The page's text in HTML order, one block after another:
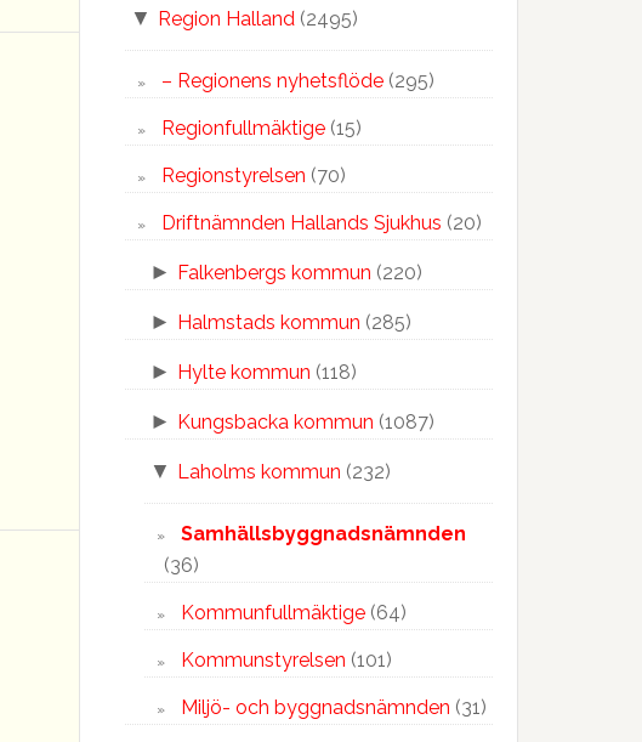
▼ Region Halland (2495)
– Regionens nyhetsflöde (295)
Regionfullmäktige (15)
Regionstyrelsen (70)
Driftnämnden Hallands Sjukhus (20)
► Falkenbergs kommun (220)
► Halmstads kommun (285)
► Hylte kommun (118)
► Kungsbacka kommun (1087)
▼ Laholms kommun (232)
Samhällsbyggnadsnämnden
(36)
Kommunfullmäktige (64)
Kommunstyrelsen (101)
Miljö- och byggnadsnämnden (31)